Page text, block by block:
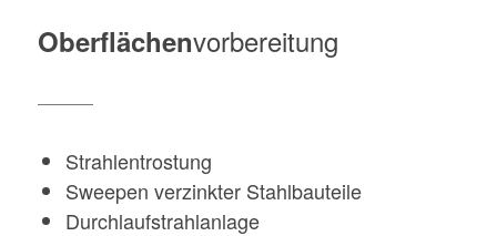
Oberflächenvorbereitung
Strahlentrostung
Sweepen verzinkter Stahlbauteile
Durchlaufstrahlanlage